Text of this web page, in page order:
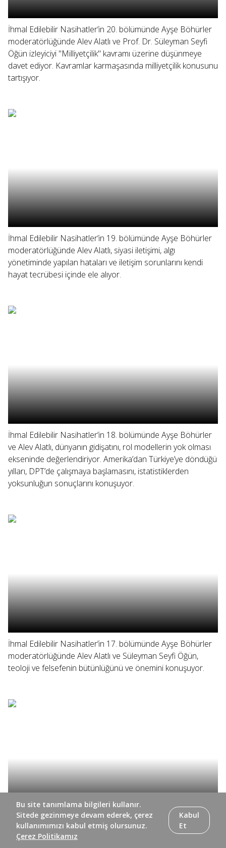
İhmal Edilebilir Nasihatler’in 20. bölümünde Ayşe Böhürler
moderatörlüğünde Alev Alatlı ve Prof. Dr. Süleyman Seyfi
Öğün izleyiciyi "Milliyetçilik" kavramı üzerine düşünmeye
davet ediyor. Kavramlar karmaşasında milliyetçilik konusunu
tartışıyor.
İhmal Edilebilir Nasihatler’in 19. bölümünde Ayşe Böhürler
moderatörlüğünde Alev Alatlı, siyasi iletişimi, algı
yönetiminde yapılan hataları ve iletişim sorunlarını kendi
hayat tecrübesi içinde ele alıyor.
İhmal Edilebilir Nasihatler’in 18. bölümünde Ayşe Böhürler
ve Alev Alatlı, dünyanın gidişatını, rol modellerin yok olması
ekseninde değerlendiriyor. Amerika’dan Türkiye’ye döndüğü
yılları, DPT’de çalışmaya başlamasını, istatistiklerden
yoksunluğun sonuçlarını konuşuyor.
İhmal Edilebilir Nasihatler’in 17. bölümünde Ayşe Böhürler
moderatörlüğünde Alev Alatlı ve Süleyman Seyfi Öğün,
teoloji ve felsefenin bütünlüğünü ve önemini konuşuyor.
İhmal Edilebilir Nasihatler’in 16. bölümünde Ayşe Böhürler
ve Alev Alatlı, Alatlı’nın hayat hikayesi ve tarihe tanıklığını
Bu site tanımlama bilgileri kullanır.
Sitede gezinmeye devam ederek, çerez
kullanımımızı kabul etmiş olursunuz.
Çerez Politikamız
Kabul
Et